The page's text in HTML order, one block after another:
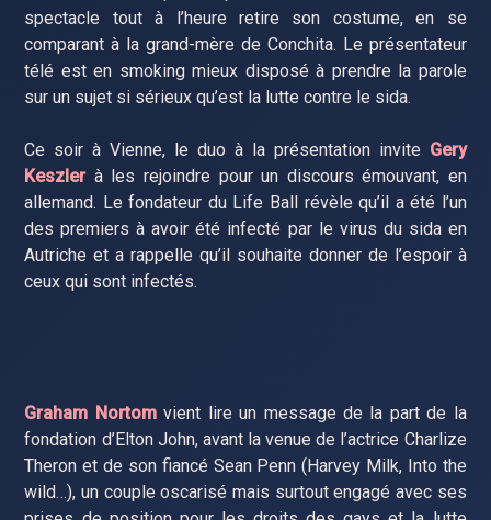
spectacle tout à l’heure retire son costume, en se
comparant à la grand-mère de Conchita. Le présentateur
télé est en smoking mieux disposé à prendre la parole
sur un sujet si sérieux qu’est la lutte contre le sida.
Ce soir à Vienne, le duo à la présentation invite Gery
Keszlerà les rejoindre pour un discours émouvant, en
allemand. Le fondateur du Life Ball révèle qu’il a été l’un
des premiers à avoir été infecté par le virus du sida en
Autriche et a rappelle qu’il souhaite donner de l’espoir à
ceux qui sont infectés.
Graham Nortomvient lire un message de la part de la
fondation d’Elton John, avant la venue de l’actrice Charlize
Theron et de son fiancé Sean Penn (Harvey Milk, Into the
wild…), un couple oscarisé mais surtout engagé avec ses